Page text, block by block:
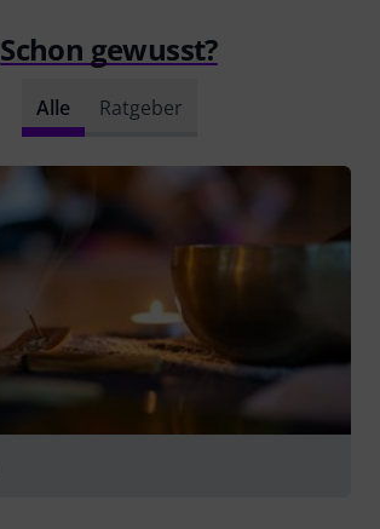
Schon gewusst?
Alle Ratgeber